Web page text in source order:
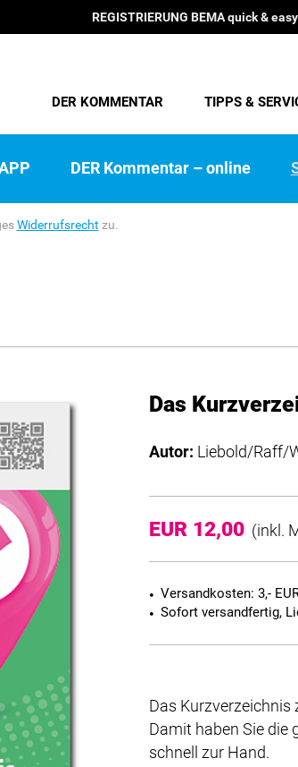
REGISTRIERUNG BEMA quick & easy
DER KOMMENTAR TIPPS &
DER Kommentar – online
Widerrufsrecht zu.
Das
Autor: Liebold/Raff/
EUR 12,00 (inkl.
Versandkosten: 3,-
Sofort versandfertig,
Das Kurzverzeichnis
Damit haben Sie die
schnell zur Hand.